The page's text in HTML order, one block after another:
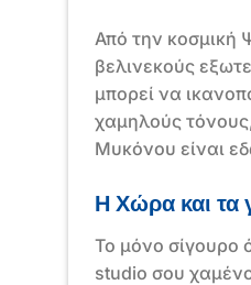
Από την κοσμική
βελινεκούς
μπορεί να
χαμηλούς
Μυκόνου είναι
Η Χώρα και τα
Το μόνο σίγουρο
studio σου